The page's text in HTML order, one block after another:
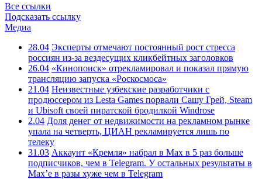
Все ссылки
Подсказать ссылку
Медиа
28.04 Эксперты отмечают постоянный рост стресса
россиян из-за вездесущих кликбейтных заголовков
26.04 «Кинопоиск» отрекламировал и показал прямую
трансляцию запуска «Роскосмоса»
21.04 Неизвестные узбекские разработчики с
продюссером из Lesta Games порвали Сашу Грей, Steam
и Ubisoft своей пиратской бродилкой Windrose
2.04 Доля денег от недвижимости на рекламном рынке
упала на четверть, ЦИАН рекламируется лишь по
телеку
31.03 Аккаунт «Кремля» набрал в Max в 5 раз больше
подписчиков, чем в Telegram. У остальных результаты в
Max’е в разы хуже чем в Telegram